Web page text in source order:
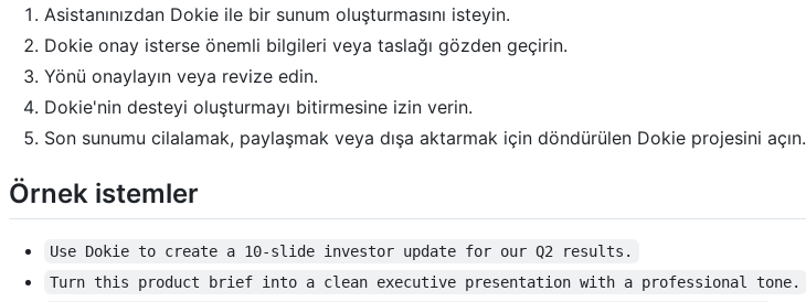
Asistanınızdan Dokie ile bir sunum oluşturmasını isteyin.
Dokie onay isterse önemli bilgileri veya taslağı gözden geçirin.
Yönü onaylayın veya revize edin.
Dokie'nin desteyi oluşturmayı bitirmesine izin verin.
Son sunumu cilalamak, paylaşmak veya dışa aktarmak için döndürülen Dokie projesini açın.
Örnek istemler
Use Dokie to create a 10-slide investor update for our Q2 results.
Turn this product brief into a clean executive presentation with a professional tone.